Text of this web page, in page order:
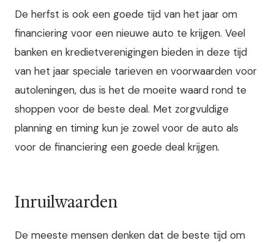
De herfst is ook een goede tijd van het jaar om
financiering voor een nieuwe auto te krijgen. Veel
banken en kredietverenigingen bieden in deze tijd
van het jaar speciale tarieven en voorwaarden voor
autoleningen, dus is het de moeite waard rond te
shoppen voor de beste deal. Met zorgvuldige
planning en timing kun je zowel voor de auto als
voor de financiering een goede deal krijgen.
Inruilwaarden
De meeste mensen denken dat de beste tijd om